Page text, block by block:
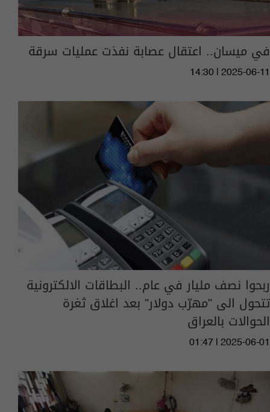
في ميسان.. اعتقال عصابة نفذت عمليات سرقة
14:30 | 2025-06-11
ربحوا نصف مليار في عام.. البطاقات الالكترونية
تتحول الى "مهرّب دولار" بعد اغلاق ثغرة
الحوالات بالعراق
01:47 | 2025-06-01